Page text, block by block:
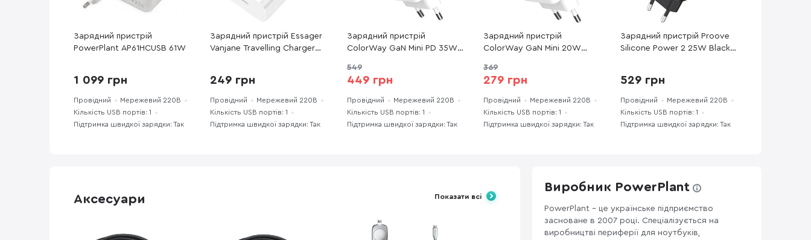
Зарядний пристрій
PowerPlant AP61HCUSB 61W
1 099 грн
Провідний
Мережевий 220В
Кількість USB портів: 1
Підтримка швидкої зарядки: Так
Зарядний пристрій Essager
Vanjane Travelling Charger
249 грн
Провідний
Мережевий 220В
Кількість USB портів: 1
Підтримка швидкої зарядки: Так
Зарядний пристрій
ColorWay GaN Mini PD 35W
549
449 грн
Провідний
Мережевий 220В
Кількість USB портів: 1
Підтримка швидкої зарядки: Так
Зарядний пристрій
ColorWay GaN Mini 20W
369
279 грн
Провідний
Мережевий 220В
Кількість USB портів: 1
Підтримка швидкої зарядки: Так
Зарядний пристрій Proove
Silicone Power 2 25W Black
529 грн
Провідний
Мережевий 220В
Кількість USB портів: 1
Підтримка швидкої зарядки: Так
Показати всі
Аксесуари
Виробник PowerPlant
PowerPlant – це українське підприємство
засноване в 2007 році. Спеціалізується на
виробництві периферії для ноутбуків,